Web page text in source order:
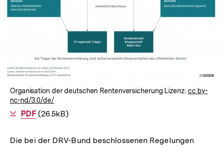
Organisation der deutschen Rentenversicherung Lizenz: cc by-
nc-nd/3.0/de/
Als
PDFherunterladen
(26.5kB)
Die bei der DRV-Bund beschlossenen Regelungen